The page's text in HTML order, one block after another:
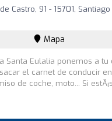
Castro, 91 - 15701,
Mapa
Santa Eulalia ponemos a tu
el carnet de conducir
de coche, moto... Si